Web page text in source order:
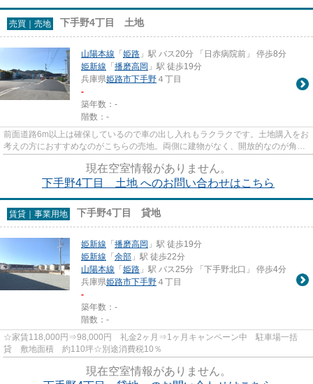
売買｜売地 下手野4丁目 土地
山陽本線 「姫路 」駅 バス20分 「日赤病院前」 停歩8分
姫新線 「播磨高岡 」駅 徒歩19分
兵庫県姫路市下手野 ４丁目
-
築年数：-
階数：-
前面道路6m以上は確保しているので車の出し入れもラクラクです。土地購入をお
考えの方におすすめなのがこちらの売地。両側に建物がなく、開放的なのが角地
です。周辺環境が充実してい...
現在空室情報がありません。
下手野4丁目 土地 へのお問い合わせはこちら
賃貸｜事業用地 下手野4丁目 貸地
姫新線 「播磨高岡 」駅 徒歩19分
姫新線 「余部 」駅 徒歩22分
山陽本線 「姫路 」駅 バス25分 「下手野北口」 停歩4分
兵庫県姫路市下手野 ４丁目
-
築年数：-
階数：-
☆家賃118,000円⇒98,000円 礼金2ヶ月⇒1ヶ月キャンペーン中 駐車場一括
貸 敷地面積 約110坪☆別途消費税10％
現在空室情報がありません。